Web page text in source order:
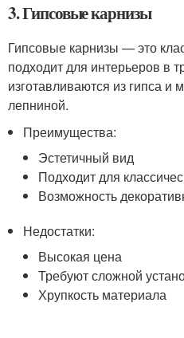
3. Гипсовые карнизы
Гипсовые карнизы — это
подходит для интерьеров в
изготавливаются из гипса и
лепниной.
Преимущества:
Эстетичный вид
Подходит для
Возможность
Недостатки:
Высокая цена
Требуют сложной
Хрупкость материала